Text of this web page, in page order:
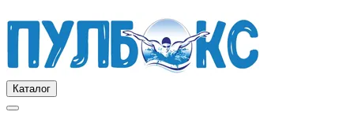
Каталог